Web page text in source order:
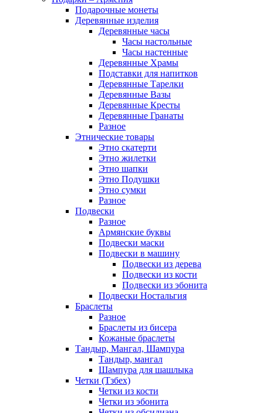
Подарочные монеты
Деревянные изделия
Деревянные часы
Часы настольные
Часы настенные
Деревянные Храмы
Подставки для напитков
Деревянные Тарелки
Деревянные Вазы
Деревянные Кресты
Деревянные Гранаты
Разное
Этнические товары
Этно скатерти
Этно жилетки
Этно шапки
Этно Подушки
Этно сумки
Разное
Подвески
Разное
Армянские буквы
Подвески маски
Подвески в машину
Подвески из дерева
Подвески из кости
Подвески из эбонита
Подвески Ностальгия
Браслеты
Разное
Браслеты из бисера
Кожаные браслеты
Тандыр, Мангал, Шампура
Тандыр, мангал
Шампура для шашлыка
Четки (Тзбех)
Четки из кости
Четки из эбонита